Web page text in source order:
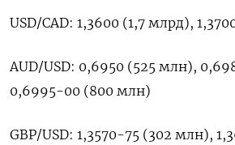
USD/CAD: 1,3600 (1,7 ​млрд),
AUD/USD: 0,6950 (525 млн),
0,6995-00 (800 млн)
GBP/USD: 1,3570-75 (302 млн),